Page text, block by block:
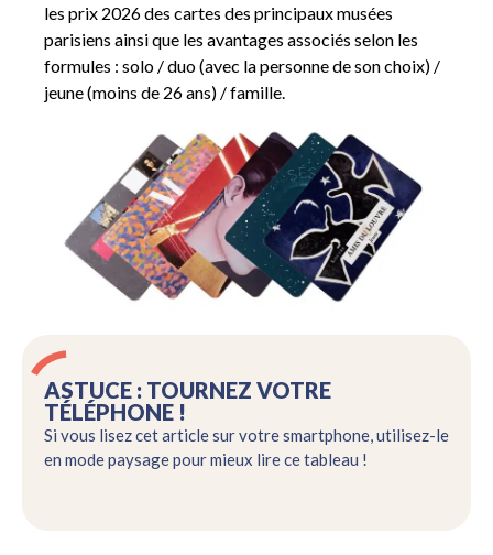
les prix 2026 des cartes des principaux musées
parisiens ainsi que les avantages associés selon les
formules : solo / duo (avec la personne de son choix) /
jeune (moins de 26 ans) / famille.
ASTUCE : TOURNEZ VOTRE
TÉLÉPHONE !
Si vous lisez cet article sur votre smartphone, utilisez-le
en mode paysage pour mieux lire ce tableau !